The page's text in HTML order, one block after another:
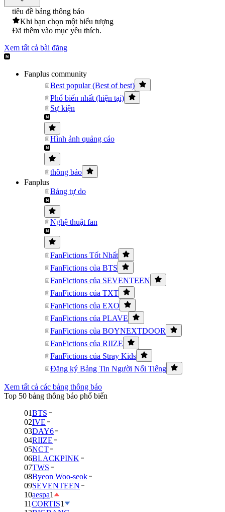
tiêu đề bảng thông báo
Khi bạn chọn một biểu tượng
Đã thêm vào mục yêu thích.
Xem tất cả bài đăng
Fanplus community
Best popular (Best of best)
Phổ biến nhất (hiện tại)
Sự kiện
Hình ảnh quảng cáo
thông báo
Fanplus
Bảng tự do
Nghệ thuật fan
FanFictions Tốt Nhất
FanFictions của BTS
FanFictions của SEVENTEEN
FanFictions của TXT
FanFictions của EXO
FanFictions của PLAVE
FanFictions của BOYNEXTDOOR
FanFictions của RIIZE
FanFictions của Stray Kids
Đăng ký Bảng Tin Người Nổi Tiếng
Xem tất cả các bảng thông báo
Top 50 bảng thông báo phổ biến
01BTS
02IVE
03DAY6
04RIIZE
05NCT
06BLACKPINK
07TWS
08Byeon Woo-seok
09SEVENTEEN
10aespa1
11CORTIS1